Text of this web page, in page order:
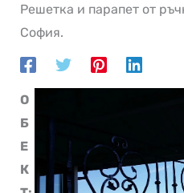
Решетка и парапет от
София.
О
Б
Е
К